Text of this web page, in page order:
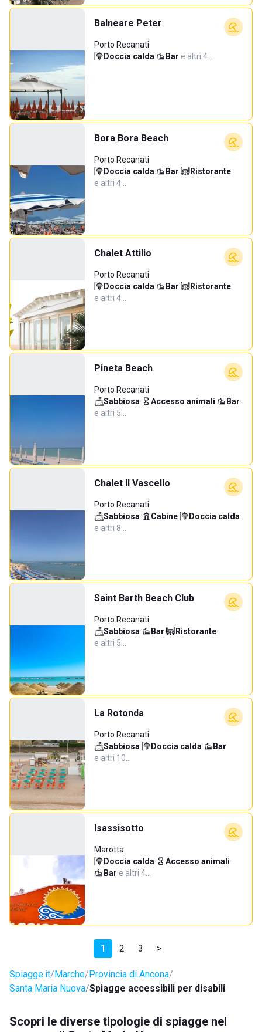
Balneare Peter
Porto Recanati
Doccia calda· Bar·e altri 4…
Bora Bora Beach
Porto Recanati
Doccia calda· Bar· Ristorante·
e altri 4…
Chalet Attilio
Porto Recanati
Doccia calda· Bar· Ristorante·
e altri 4…
Pineta Beach
Porto Recanati
Sabbiosa· Accesso animali· Bar·
e altri 5…
Chalet Il Vascello
Porto Recanati
Sabbiosa· Cabine· Doccia calda·
e altri 8…
Saint Barth Beach Club
Porto Recanati
Sabbiosa· Bar· Ristorante·
e altri 5…
La Rotonda
Porto Recanati
Sabbiosa· Doccia calda· Bar·
e altri 10…
Isassisotto
Marotta
Doccia calda· Accesso animali·
Bar·e altri 4…
1 2 3 >
Spiagge.it Marche Provincia di Ancona
Santa Maria Nuova Spiagge accessibili per disabili
Scopri le diverse tipologie di spiagge nel